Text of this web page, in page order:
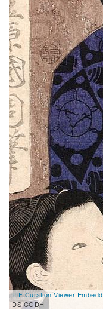
IIIF Curation Viewer
DS CODH